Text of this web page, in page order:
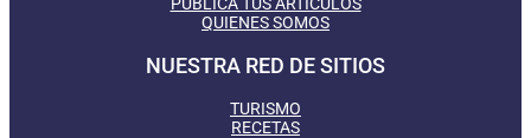
QUIENES SOMOS
NUESTRA RED DE SITIOS
TURISMO
RECETAS